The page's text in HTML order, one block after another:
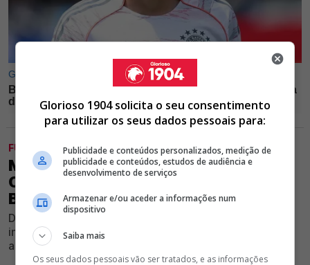
FUTEBOL
MARSELHA PODE MESMO
CONTRATAR DEFESA CENTRAL DO
BENFICA (E NÃO É ANTÓNIO SILVA)
Defesa formado no Seixal desperta cada vez mais
interesse além-fronteiras e a situação contratual deixa
as águias em alerta
Glorioso 1904 solicita o seu consentimento
para utilizar os seus dados pessoais para:
Publicidade e conteúdos personalizados, medição de
publicidade e conteúdos, estudos de audiência e
desenvolvimento de serviços
Armazenar e/ou aceder a informações num
dispositivo
Saiba mais
Os seus dados pessoais vão ser tratados, e as informações